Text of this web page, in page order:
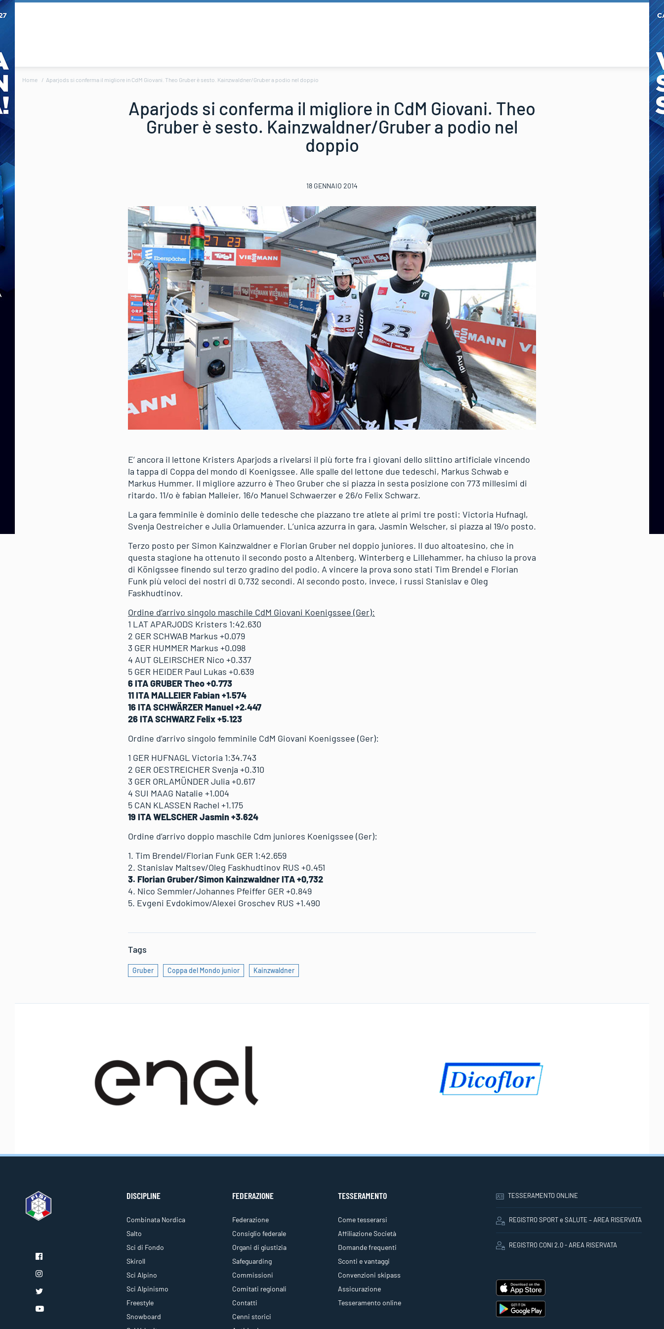
Home Aparjods si conferma il migliore in CdM Giovani. Theo Gruber è sesto. Kainzwaldner/Gruber a podio nel doppio
Aparjods si conferma il migliore in CdM Giovani. Theo
Gruber è sesto. Kainzwaldner/Gruber a podio nel
doppio
18 GENNAIO 2014
E’ ancora il lettone Kristers Aparjods a rivelarsi il più forte fra i giovani dello slittino artificiale vincendo
la tappa di Coppa del mondo di Koenigssee. Alle spalle del lettone due tedeschi, Markus Schwab e
Markus Hummer. Il migliore azzurro è Theo Gruber che si piazza in sesta posizione con 773 millesimi di
ritardo. 11/o è fabian Malleier, 16/o Manuel Schwaerzer e 26/o Felix Schwarz.
La gara femminile è dominio delle tedesche che piazzano tre atlete ai primi tre posti: Victoria Hufnagl,
Svenja Oestreicher e Julia Orlamuender. L’unica azzurra in gara, Jasmin Welscher, si piazza al 19/o posto.
Terzo posto per Simon Kainzwaldner e Florian Gruber nel doppio juniores. Il duo altoatesino, che in
questa stagione ha ottenuto il secondo posto a Altenberg, Winterberg e Lillehammer, ha chiuso la prova
di Königssee finendo sul terzo gradino del podio. A vincere la prova sono stati Tim Brendel e Florian
Funk più veloci dei nostri di 0,732 secondi. Al secondo posto, invece, i russi Stanislav e Oleg
Faskhudtinov.
Ordine d’arrivo singolo maschile CdM Giovani Koenigssee (Ger):
1 LAT APARJODS Kristers 1:42.630
2 GER SCHWAB Markus +0.079
3 GER HUMMER Markus +0.098
4 AUT GLEIRSCHER Nico +0.337
5 GER HEIDER Paul Lukas +0.639
6 ITA GRUBER Theo +0.773
11 ITA MALLEIER Fabian +1.574
16 ITA SCHWÄRZER Manuel +2.447
26 ITA SCHWARZ Felix +5.123
Ordine d’arrivo singolo femminile CdM Giovani Koenigssee (Ger):
1 GER HUFNAGL Victoria 1:34.743
2 GER OESTREICHER Svenja +0.310
3 GER ORLAMÜNDER Julia +0.617
4 SUI MAAG Natalie +1.004
5 CAN KLASSEN Rachel +1.175
19 ITA WELSCHER Jasmin +3.624
Ordine d’arrivo doppio maschile Cdm juniores Koenigssee (Ger):
1. Tim Brendel/Florian Funk GER 1:42.659
2. Stanislav Maltsev/Oleg Faskhudtinov RUS +0.451
3. Florian Gruber/Simon Kainzwaldner ITA +0,732
4. Nico Semmler/Johannes Pfeiffer GER +0.849
5. Evgeni Evdokimov/Alexei Groschev RUS +1.490
Tags
Gruber Coppa del Mondo junior Kainzwaldner
DISCIPLINE
Combinata Nordica
Salto
Sci di Fondo
Skiroll
Sci Alpino
Sci Alpinismo
Freestyle
Snowboard
FEDERAZIONE
Federazione
Consiglio federale
Organi di giustizia
Safeguarding
Commissioni
Comitati regionali
Contatti
Cenni storici
TESSERAMENTO
Come tesserarsi
Affiliazione Società
Domande frequenti
Sconti e vantaggi
Convenzioni skipass
Assicurazione
Tesseramento online
TESSERAMENTO ONLINE
REGISTRO SPORT e SALUTE – AREA RISERVATA
REGISTRO CONI 2.0 - AREA RISERVATA